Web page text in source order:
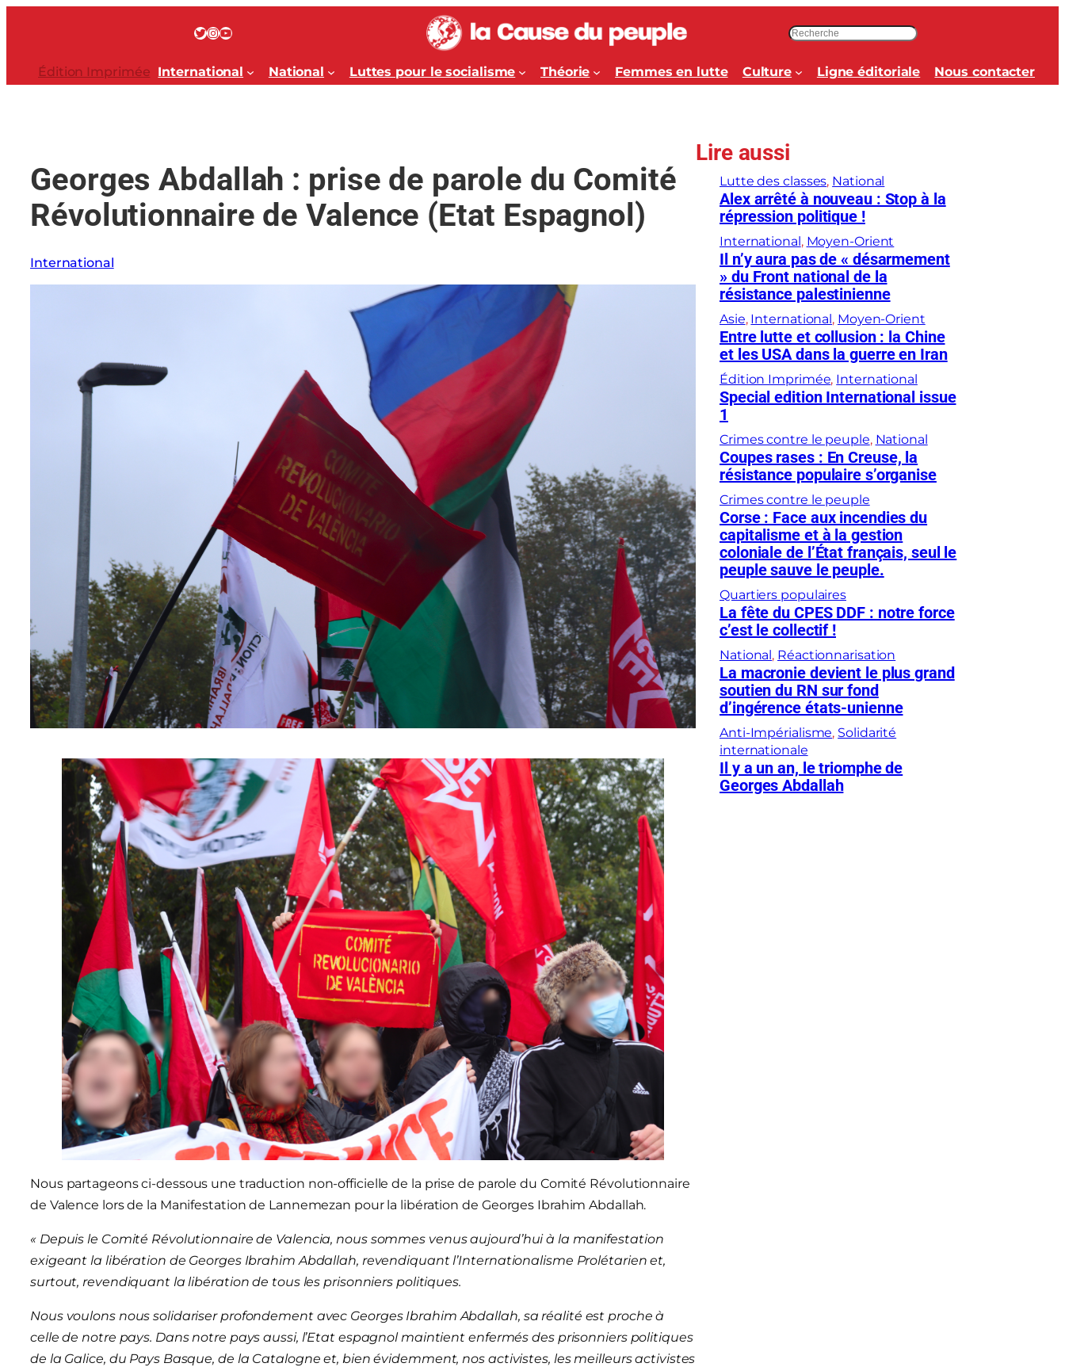
Twitter InstagramYouTube
c
h
h
r
Édition Imprimée International National Luttes pour le socialisme Théorie Femmes en lutte Culture Ligne éditoriale Nous contacter
Georges Abdallah : prise de parole du Comité
Révolutionnaire de Valence (Etat Espagnol)
International
Nous partageons ci-dessous une traduction non-officielle de la prise de parole du Comité Révolutionnaire
de Valence lors de la Manifestation de Lannemezan pour la libération de Georges Ibrahim Abdallah.
« Depuis le Comité Révolutionnaire de Valencia, nous sommes venus aujourd’hui à la manifestation
exigeant la libération de Georges Ibrahim Abdallah, revendiquant l’Internationalisme Prolétarien et,
surtout, revendiquant la libération de tous les prisonniers politiques.
Nous voulons nous solidariser profondement avec Georges Ibrahim Abdallah, sa réalité est proche à
celle de notre pays. Dans notre pays aussi, l’Etat espagnol maintient enfermés des prisonniers politiques
de la Galice, du Pays Basque, de la Catalogne et, bien évidemment, nos activistes, les meilleurs activistes
Lire aussi
Lutte des classes, National
Alex arrêté à nouveau : Stop à la
répression politique !
International, Moyen-Orient
Il n’y aura pas de « désarmement
» du Front national de la
résistance palestinienne
Asie, International, Moyen-Orient
Entre lutte et collusion : la Chine
et les USA dans la guerre en Iran
Édition Imprimée, International
Special edition International issue
1
Crimes contre le peuple, National
Coupes rases : En Creuse, la
résistance populaire s’organise
Crimes contre le peuple
Corse : Face aux incendies du
capitalisme et à la gestion
coloniale de l’État français, seul le
peuple sauve le peuple.
Quartiers populaires
La fête du CPES DDF : notre force
c’est le collectif !
National, Réactionnarisation
La macronie devient le plus grand
soutien du RN sur fond
d’ingérence états-unienne
Anti-Impérialisme, Solidarité
internationale
Il y a un an, le triomphe de
Georges Abdallah